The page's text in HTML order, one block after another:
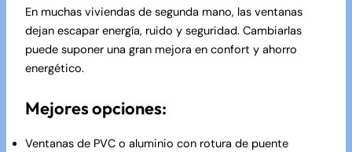
En muchas viviendas de segunda mano, las ventanas
dejan escapar energía, ruido y seguridad. Cambiarlas
puede suponer una gran mejora en confort y ahorro
energético.
Mejores opciones:
Ventanas de PVC o aluminio con rotura de puente